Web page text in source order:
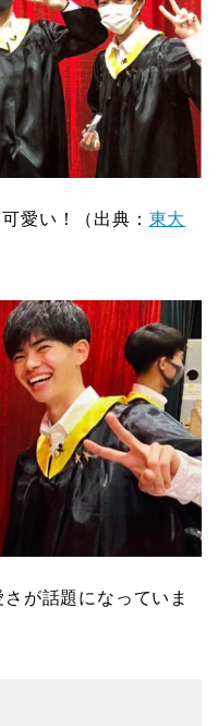
愛い！（出典： 東大
が話題になっていま